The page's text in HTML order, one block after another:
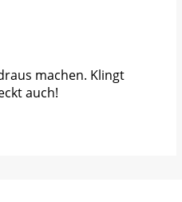
machen. Klingt
auch!